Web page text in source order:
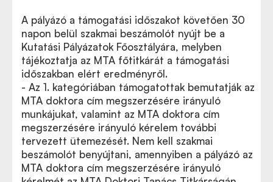
A pályázó a támogatási időszakot követően 30
napon belül szakmai beszámolót nyújt be a
Kutatási Pályázatok Főosztályára, melyben
tájékoztatja az MTA főtitkárát a támogatási
időszakban elért eredményről.
- Az 1. kategóriában támogatottak bemutatják az
MTA doktora cím megszerzésére irányuló
munkájukat, valamint az MTA doktora cím
megszerzésére irányuló kérelem további
tervezett ütemezését. Nem kell szakmai
beszámolót benyújtani, amennyiben a pályázó az
MTA doktora cím megszerzésére irányuló